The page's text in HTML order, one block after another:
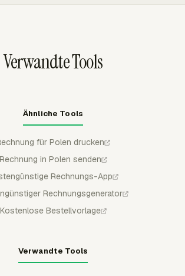
Verwandte Tools
Ähnliche Tools
für Polen drucken
Rechnung in Polen senden
Rechnungs-App
Rechnungsgenerator
Kostenlose Bestellvorlage
Verwandte Tools